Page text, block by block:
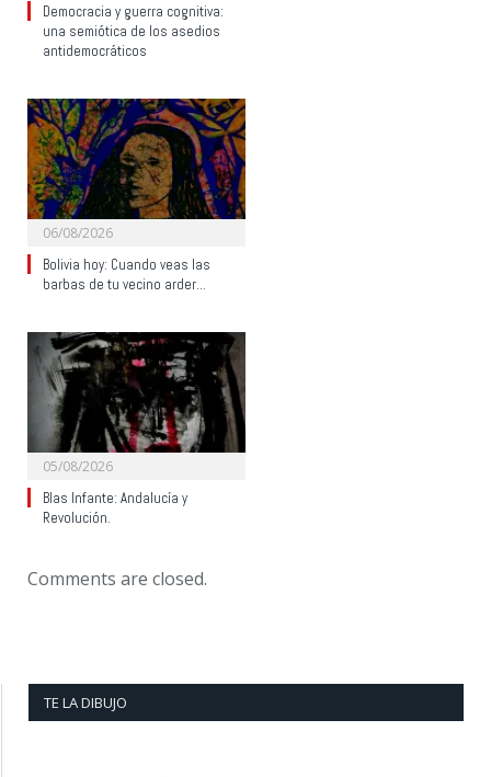
Democracia y guerra cognitiva:
una semiótica de los asedios
antidemocráticos
06/08/2026
Bolivia hoy: Cuando veas las
barbas de tu vecino arder…
05/08/2026
Blas Infante: Andalucía y
Revolución.
Comments are closed.
TE LA DIBUJO